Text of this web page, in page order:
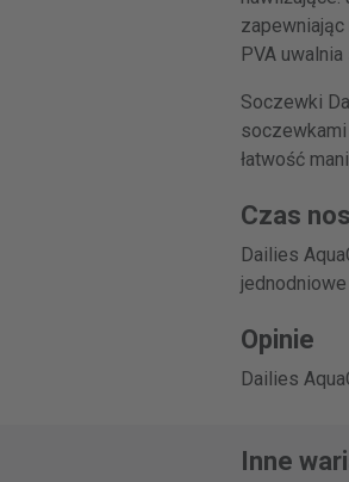
PVA
Soczewki
łatwość
Czas
Dailies
Opinie
Dailies
Inne